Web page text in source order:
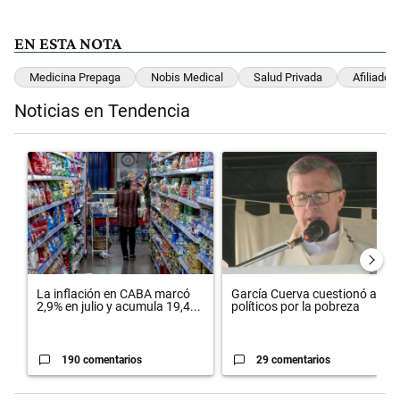
EN ESTA NOTA
Medicina Prepaga Nobis Medical Salud Privada Afiliados
Noticias en Tendencia
Un artículo de tendencia con el título "La inflación en CABA marcó
La inflación en CABA marcó
2,9% en julio y acumula 19,4...
190 comentarios
Un artículo de tendencia con el
García Cuerva cuestionó a los
políticos por la pobreza
29 comentarios